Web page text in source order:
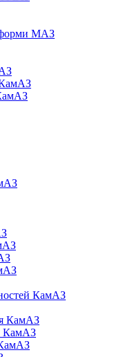
МАЗ
КамАЗ
КамАЗ
КамАЗ
КамАЗ